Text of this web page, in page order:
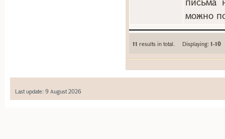
можно
11 results in total. Displaying:1-10
Last update: 9 August 2026